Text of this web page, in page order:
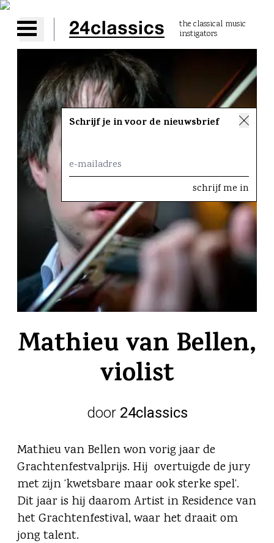
Open main menu
the classical music
instigators
Mathieu van Bellen,
violist
door 24classics
Mathieu van Bellen won vorig jaar de
Grachtenfestvalprijs. Hij overtuigde de jury
met zijn ‘kwetsbare maar ook sterke spel’.
Dit jaar is hij daarom Artist in Residence van
het Grachtenfestival, waar het draait om
jong talent.
Schrijf je in voor de nieuwsbrief